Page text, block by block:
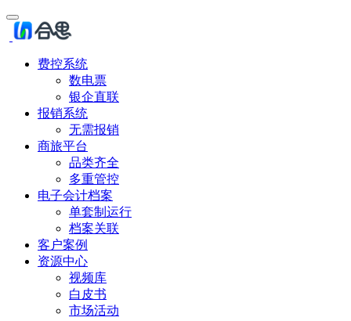
费控系统
数电票
银企直联
报销系统
无需报销
商旅平台
品类齐全
多重管控
电子会计档案
单套制运行
档案关联
客户案例
资源中心
视频库
白皮书
市场活动